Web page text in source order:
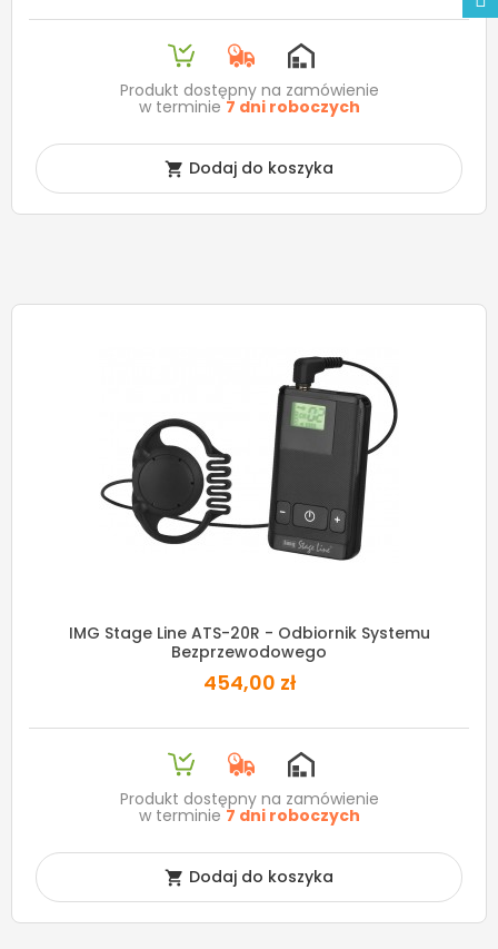
Produkt dostępny na zamówienie
w terminie 7 dni roboczych
 Dodaj do koszyka
IMG Stage Line ATS-20R - Odbiornik Systemu
Bezprzewodowego
454,00 zł
Produkt dostępny na zamówienie
w terminie 7 dni roboczych
 Dodaj do koszyka